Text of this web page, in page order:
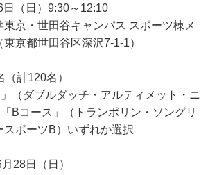
日（日）9:30～12:10
京・世田谷キャンパス スポーツ棟メ
京都世田谷区深沢7-1-1）
計120名）
（ダブルダッチ・アルティメット・ニ
Bコース」（トランポリン・ソングリ
スポーツB）いずれか選択
28日（日）